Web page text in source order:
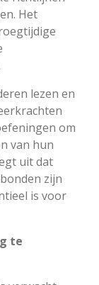
Het
lezen en
om
van hun
uit dat
zijn
is voor
te